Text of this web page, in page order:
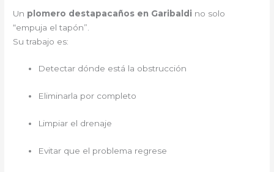
Un plomero destapacaños en Garibaldi no solo
“empuja el tapón”.
Su trabajo es:
Detectar dónde está la obstrucción
Eliminarla por completo
Limpiar el drenaje
Evitar que el problema regrese